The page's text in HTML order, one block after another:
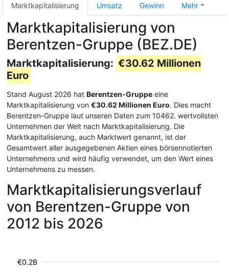
Marktkapitalisierung Umsatz Gewinn Mehr
Marktkapitalisierung von
Berentzen-Gruppe (BEZ.DE)
Marktkapitalisierung: €30.62 Millionen
Euro
Stand August 2026 hat Berentzen-Gruppe eine
Marktkapitalisierung von €30.62 Millionen Euro. Dies macht
Berentzen-Gruppe laut unseren Daten zum 10462. wertvollsten
Unternehmen der Welt nach Marktkapitalisierung. Die
Marktkapitalisierung, auch Marktwert genannt, ist der
Gesamtwert aller ausgegebenen Aktien eines börsennotierten
Unternehmens und wird häufig verwendet, um den Wert eines
Unternehmens zu messen.
Marktkapitalisierungsverlauf
von Berentzen-Gruppe von
2012 bis 2026
€0.2B